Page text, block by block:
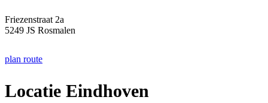
Friezenstraat 2a
5249 JS Rosmalen
plan route
Locatie Eindhoven